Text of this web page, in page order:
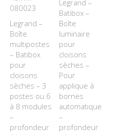
080023
Legrand –
Boîte
multipostes
– Batibox
pour
cloisons
sèches – 3
postes ou 6
à 8 modules
–
profondeur
Legrand –
Batibox –
Boîte
luminaire
pour
cloisons
sèches –
Pour
applique à
bornes
automatiques
–
profondeur